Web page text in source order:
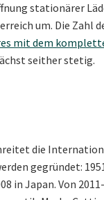
stationärer
um. Die Zahl
mit dem
seither stetig.
die
gegründet:
in Japan. Von